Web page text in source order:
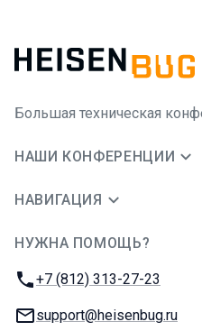
Большая техническая
НАШИ КОНФЕРЕНЦИИ
НАВИГАЦИЯ
НУЖНА ПОМОЩЬ?
Телефон:
+7 (812) 313-27-23
E-mail:
support@heisenbug.ru